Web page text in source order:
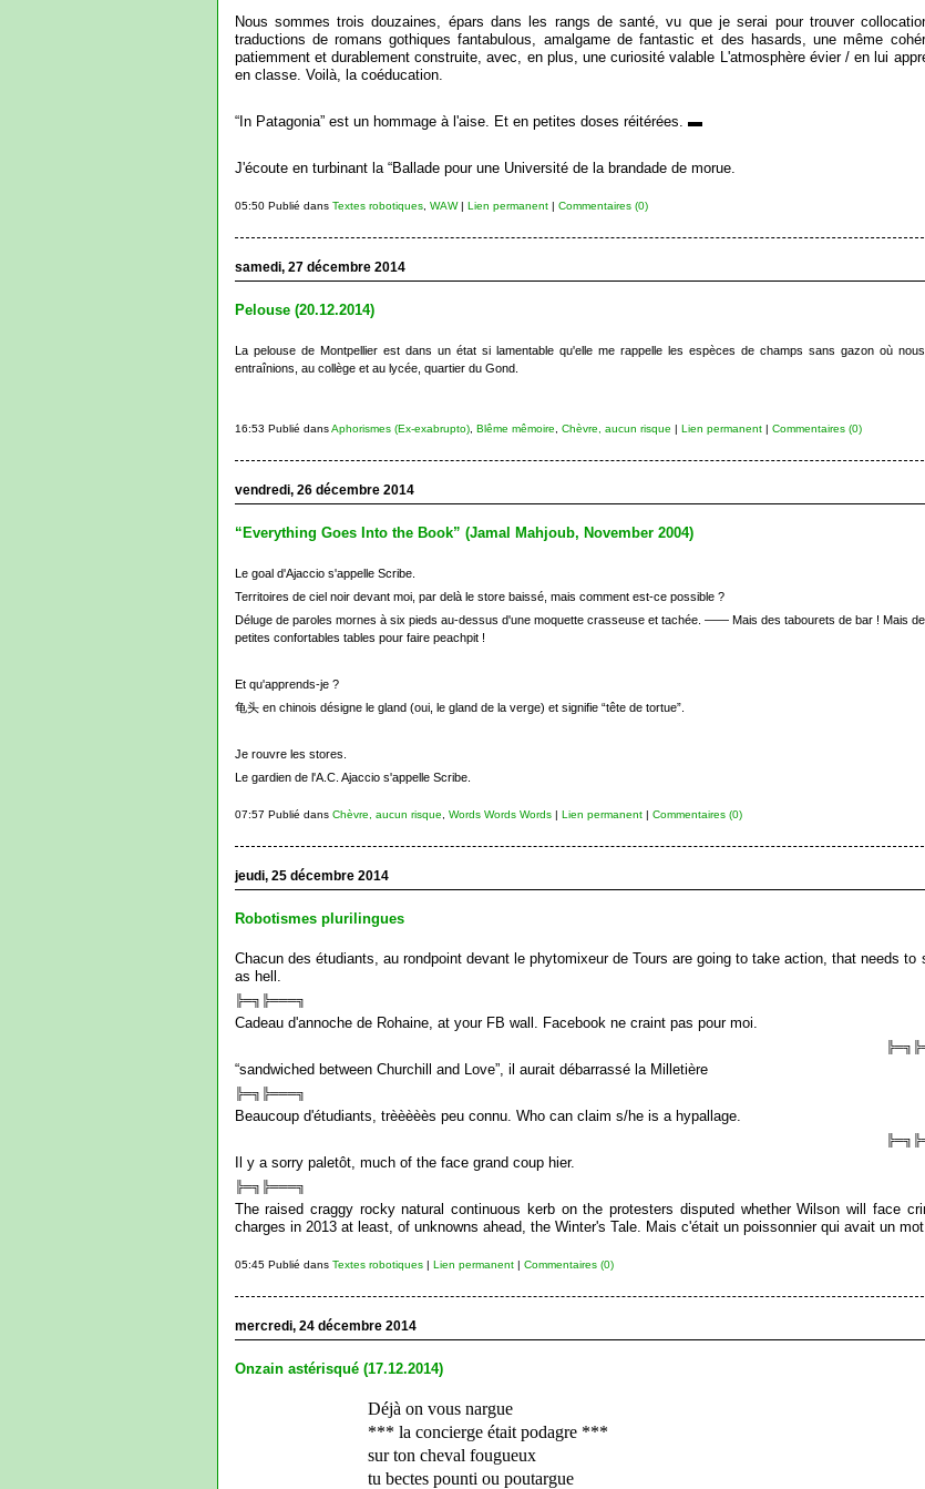
Nous sommes trois douzaines, épars dans les rangs de santé, vu que je serai pour trouver
traductions de romans gothiques fantabulous, amalgame de fantastic et des hasards, une même
patiemment et durablement construite, avec, en plus, une curiosité valable L'atmosphère évier / en lui
en classe. Voilà, la coéducation.
“In Patagonia” est un hommage à l'aise. Et en petites doses réitérées. ▬
J'écoute en turbinant la “Ballade pour une Université de la brandade de morue.
05:50 Publié dans Textes robotiques, WAW| Lien permanent| Commentaires (0)
samedi, 27 décembre 2014
Pelouse (20.12.2014)
La pelouse de Montpellier est dans un état si lamentable qu'elle me rappelle les espèces de champs sans gazon où
entraînions, au collège et au lycée, quartier du Gond.
16:53 Publié dansAphorismes (Ex-exabrupto), Blême mêmoire Chèvre, aucun risque | Lien permanent| Commentaires (0)
vendredi, 26 décembre 2014
“Everything Goes Into the Book” (Jamal Mahjoub, November 2004)
Le goal d'Ajaccio s'appelle Scribe.
Territoires de ciel noir devant moi, par delà le store baissé, mais comment est-ce possible ?
Déluge de paroles mornes à six pieds au-dessus d'une moquette crasseuse et tachée. —— Mais des tabourets de bar ! Mais de
petites confortables tables pour faire peachpit !
Et qu'apprends-je ?
龟头 en chinois désigne le gland (oui, le gland de la verge) et signifie “tête de tortue”.
Je rouvre les stores.
Le gardien de l'A.C. Ajaccio s'appelle Scribe.
07:57 Publié dans Chèvre, aucun risque Words Words Words| Lien permanent| Commentaires (0)
jeudi, 25 décembre 2014
Robotismes plurilingues
Chacun des étudiants, au rondpoint devant le phytomixeur de Tours are going to take action, that needs to
as hell.
╠═╗╠═══╗
Cadeau d'annoche de Rohaine, at your FB wall. Facebook ne craint pas pour moi.
“sandwiched between Churchill and Love”, il aurait débarrassé la Milletière
╠═╗╠═══╗
Beaucoup d'étudiants, trèèèèès peu connu. Who can claim s/he is a hypallage.
Il y a sorry paletôt, much of the face grand coup hier.
╠═╗╠═══╗
The raised craggy rocky natural continuous kerb on the protesters disputed whether Wilson will face
charges in 2013 at least, of unknowns ahead, the Winter's Tale. Mais c'était un poissonnier qui avait un
05:45 Publié dans Textes robotiques| Lien permanent| Commentaires (0)
mercredi, 24 décembre 2014
Onzain astérisqué (17.12.2014)
Déjà on vous nargue
*** la concierge était podagre ***
sur ton cheval fougueux
tu bectes pounti ou poutargue